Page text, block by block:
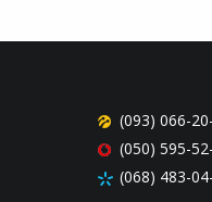
(093) 066-
(050) 595-
(068) 483-